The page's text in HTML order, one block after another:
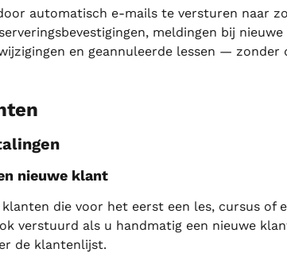
automatisch e-mails te versturen naar
meldingen bij nieuwe
en geannuleerde lessen — zonder
nieuwe klant
die voor het eerst een les, cursus of
verstuurd als u handmatig een nieuwe
de klantenlijst.